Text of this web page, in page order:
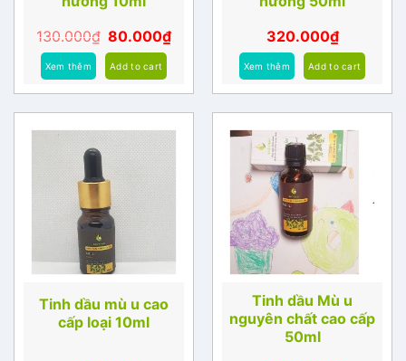
130.000₫ 80.000₫
Xem thêm Add to cart
320.000₫
Xem thêm Add to cart
Tinh dầu mù u cao
cấp loại 10ml
Tinh dầu Mù u
nguyên chất cao cấp
50ml